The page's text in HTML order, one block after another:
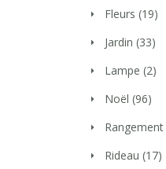
Fleurs (19)
Jardin (33)
Lampe (2)
Noël (96)
Rangement
Rideau (17)